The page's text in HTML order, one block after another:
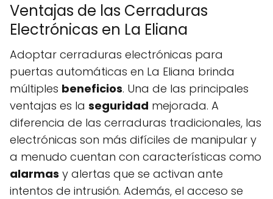
Ventajas de las Cerraduras
Electrónicas en La Eliana
Adoptar cerraduras electrónicas para
puertas automáticas en La Eliana brinda
múltiples beneficios. Una de las principales
ventajas es la seguridad mejorada. A
diferencia de las cerraduras tradicionales, las
electrónicas son más difíciles de manipular y
a menudo cuentan con características como
alarmas y alertas que se activan ante
intentos de intrusión. Además, el acceso se